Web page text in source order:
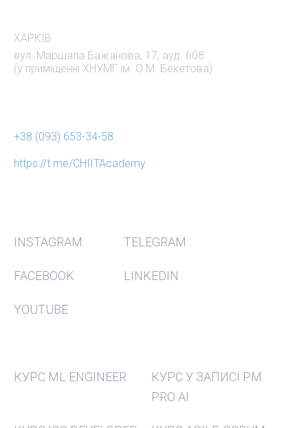
ХАРКІВ
вул. Маршала Бажанова, 17, ауд. 608
(у приміщенні ХНУМГ ім. О.М. Бекетова)
+38 (093) 653-34-58
https://t.me/CHIITAcademy
INSTAGRAM TELEGRAM
FACEBOOK LINKEDIN
YOUTUBE
КУРС ML ENGINEER
КУРС У ЗАПИСІ PM
PRO AI